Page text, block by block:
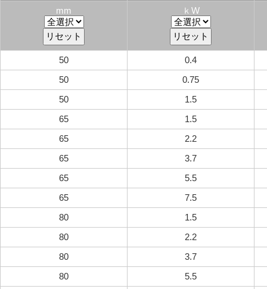
mm ｋW
50
0.4
50
0.75
50
1.5
65
1.5
65
2.2
65
3.7
65
5.5
65
7.5
80
1.5
80
2.2
80
3.7
80
5.5